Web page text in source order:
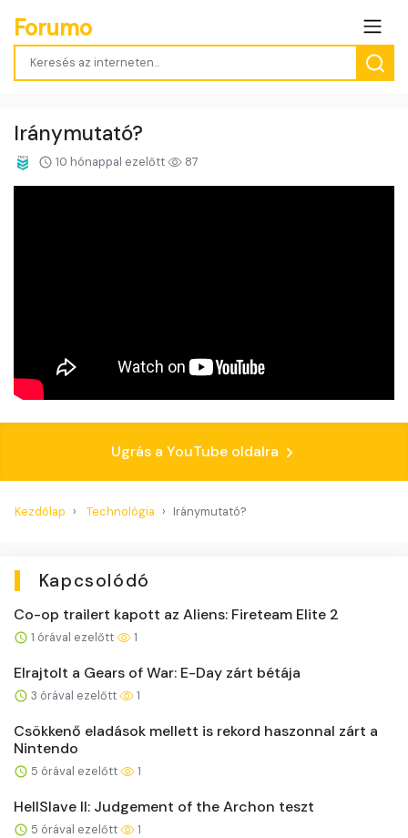
Forumo
Iránymutató?
10 hónappal ezelőtt 87
Ugrás a YouTube oldalra
Kezdőlap Technológia Iránymutató?
Kapcsolódó
Co-op trailert kapott az Aliens: Fireteam Elite 2
1 órával ezelőtt 1
Elrajtolt a Gears of War: E-Day zárt bétája
3 órával ezelőtt 1
Csökkenő eladások mellett is rekord haszonnal zárt a
Nintendo
5 órával ezelőtt 1
HellSlave II: Judgement of the Archon teszt
5 órával ezelőtt 1